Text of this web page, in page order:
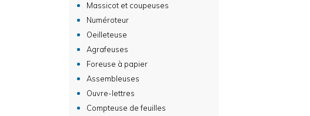
Massicot et coupeuses
Numéroteur
Oeilleteuse
Agrafeuses
Foreuse à papier
Assembleuses
Ouvre-lettres
Compteuse de feuilles